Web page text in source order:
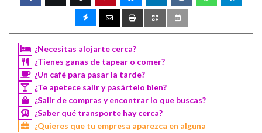
¿Necesitas alojarte cerca?
¿Tienes ganas de tapear o comer?
¿Un café para pasar la tarde?
¿Te apetece salir y pasártelo bien?
¿Salir de compras y encontrar lo que buscas?
¿Saber qué transporte hay cerca?
¿Quieres que tu empresa aparezca en alguna